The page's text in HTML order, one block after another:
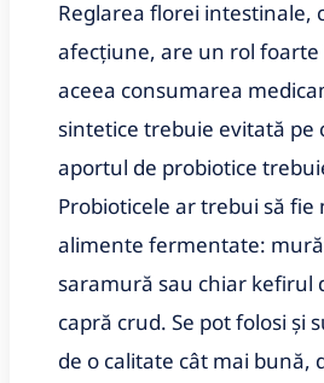
Reglarea florei intestinale,
afecțiune, are un rol
aceea consumarea
sintetice trebuie evitată pe
aportul de probiotice
Probioticele ar trebui să fie
alimente fermentate:
saramură sau chiar kefirul
capră crud. Se pot folosi și
de o calitate cât mai bună,